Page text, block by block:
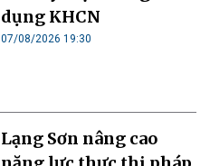
dụng KHCN
07/08/2026 19:30
Lạng Sơn nâng cao